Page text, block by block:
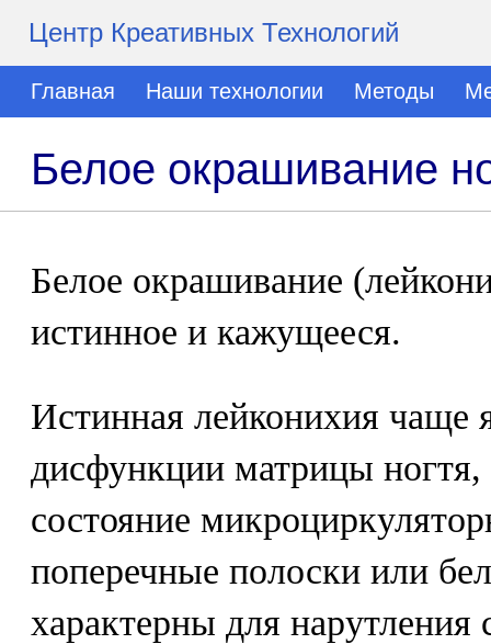
Центр Креативных Технологий
Главная Наши технологии Методы
Белое окрашивание
Белое окрашивание
истинное и кажущееся.
Истинная лейконихия чаще
дисфункции матрицы
состояние
поперечные полоски или
характерны для нарутления